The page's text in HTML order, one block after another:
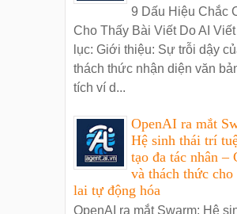
9 Dấu Hiệu Chắc
Cho Thấy Bài Viết Do AI
lục: Giới thiệu: Sự trỗi dậy
thách thức nhận diện văn
tích ví d...
OpenAI ra mắt
Hệ sinh thái trí
tạo đa tác nhân –
và thách thức
lai tự động hóa
OpenAI ra mắt Swarm: Hệ